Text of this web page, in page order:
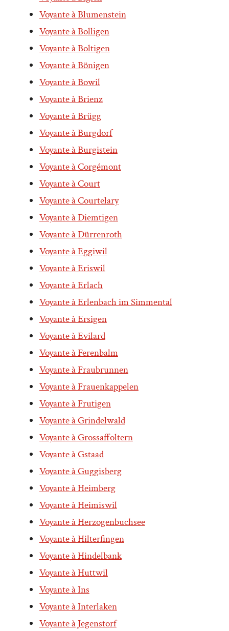
Voyante à Blumenstein
Voyante à Bolligen
Voyante à Boltigen
Voyante à Bönigen
Voyante à Bowil
Voyante à Brienz
Voyante à Brügg
Voyante à Burgdorf
Voyante à Burgistein
Voyante à Corgémont
Voyante à Court
Voyante à Courtelary
Voyante à Diemtigen
Voyante à Dürrenroth
Voyante à Eggiwil
Voyante à Eriswil
Voyante à Erlach
Voyante à Erlenbach im Simmental
Voyante à Ersigen
Voyante à Evilard
Voyante à Ferenbalm
Voyante à Fraubrunnen
Voyante à Frauenkappelen
Voyante à Frutigen
Voyante à Grindelwald
Voyante à Grossaffoltern
Voyante à Gstaad
Voyante à Guggisberg
Voyante à Heimberg
Voyante à Heimiswil
Voyante à Herzogenbuchsee
Voyante à Hilterfingen
Voyante à Hindelbank
Voyante à Huttwil
Voyante à Ins
Voyante à Interlaken
Voyante à Jegenstorf